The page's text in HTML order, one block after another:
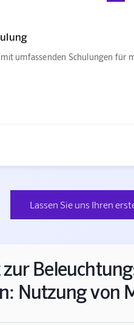
umfassenden Schulungen für
Lassen Sie uns Ihren
Nutzung von